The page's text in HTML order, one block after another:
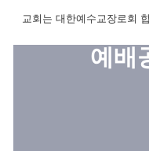
교회는 대한예수교장로회
예배